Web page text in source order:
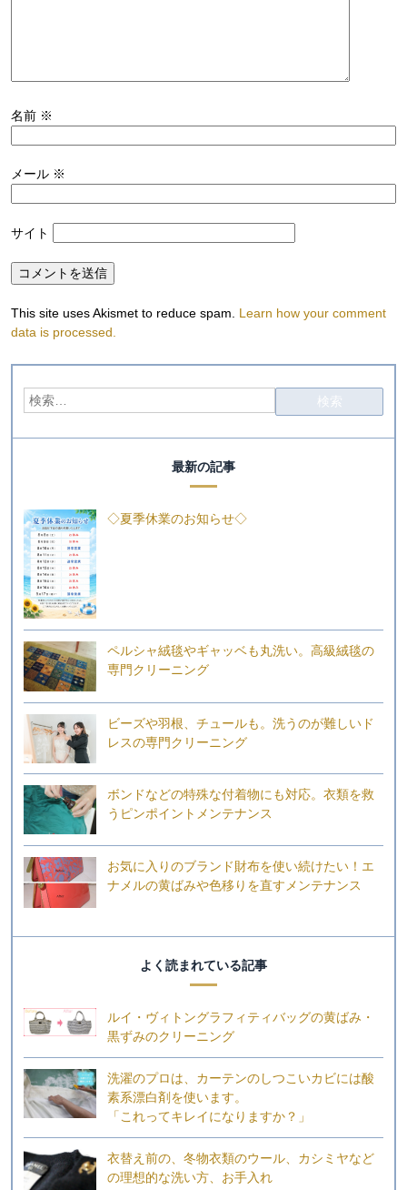
名前 ※
メール ※
サイト
This site uses Akismet to reduce spam. Learn how your comment
data is processed.
最新の記事
◇夏季休業のお知らせ◇
ペルシャ絨毯やギャッベも丸洗い。高級絨毯の
専門クリーニング
ビーズや羽根、チュールも。洗うのが難しいド
レスの専門クリーニング
ボンドなどの特殊な付着物にも対応。衣類を救
うピンポイントメンテナンス
お気に入りのブランド財布を使い続けたい！エ
ナメルの黄ばみや色移りを直すメンテナンス
よく読まれている記事
ルイ・ヴィトングラフィティバッグの黄ばみ・
黒ずみのクリーニング
洗濯のプロは、カーテンのしつこいカビには酸
素系漂白剤を使います。
「これってキレイになりますか？」
衣替え前の、冬物衣類のウール、カシミヤなど
の理想的な洗い方、お手入れ